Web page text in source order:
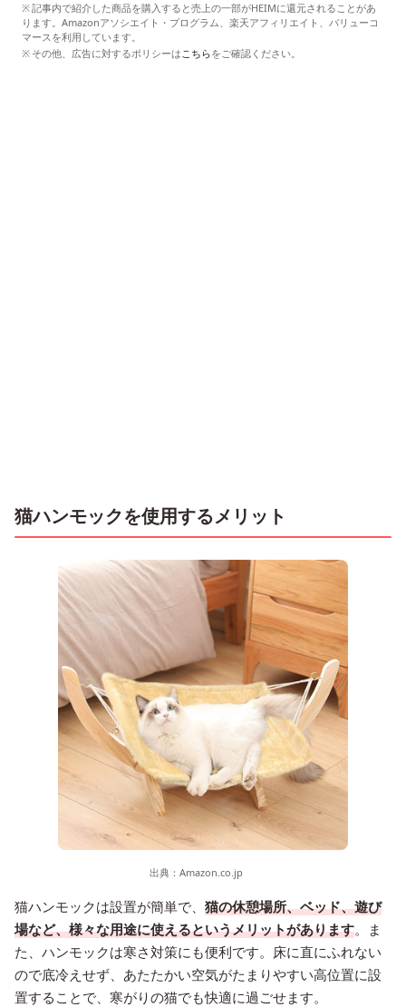
記事内で紹介した商品を購入すると売上の一部がHEIMに還元されることがあ
ります。Amazonアソシエイト・プログラム、楽天アフィリエイト、バリューコ
マースを利用しています。
その他、広告に対するポリシーはこちらをご確認ください。
猫ハンモックを使用するメリット
出典： Amazon.co.jp
猫ハンモックは設置が簡単で、 猫の休憩場所、ベッド、遊び
場など、様々な用途に使えるというメリットがあります。ま
た、ハンモックは寒さ対策にも便利です。床に直にふれない
ので底冷えせず、あたたかい空気がたまりやすい高位置に設
置することで、寒がりの猫でも快適に過ごせます。